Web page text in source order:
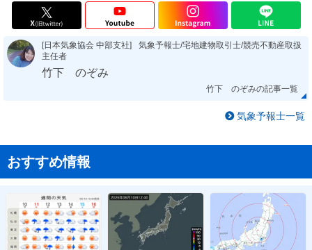
[日本気象協会 中部支社]
気象予報士/宅地建物取引士/競売不動産取扱
主任者
竹下 のぞみ
竹下 のぞみの記事一覧
気象予報士一覧
おすすめ情報